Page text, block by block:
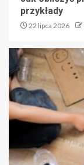
przykłady
22 lipca 2026